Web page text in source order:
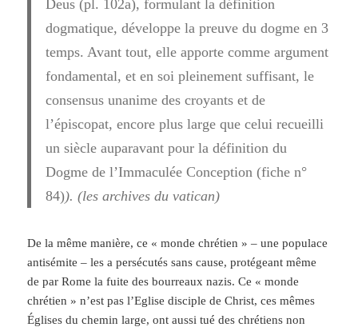
Deus (pl. 102a), formulant la définition
dogmatique, développe la preuve du dogme en 3
temps. Avant tout, elle apporte comme argument
fondamental, et en soi pleinement suffisant, le
consensus unanime des croyants et de
l’épiscopat, encore plus large que celui recueilli
un siècle auparavant pour la définition du
Dogme de l’Immaculée Conception(fiche n°
84)). (les archives du vatican)
De la même manière, ce « monde chrétien » – une populace
antisémite – les a persécutés sans cause, protégeant même
de par Rome la fuite des bourreaux nazis. Ce « monde
chrétien » n’est pas l’Eglise disciple de Christ, ces mêmes
Églises du chemin large, ont aussi tué des chrétiens non